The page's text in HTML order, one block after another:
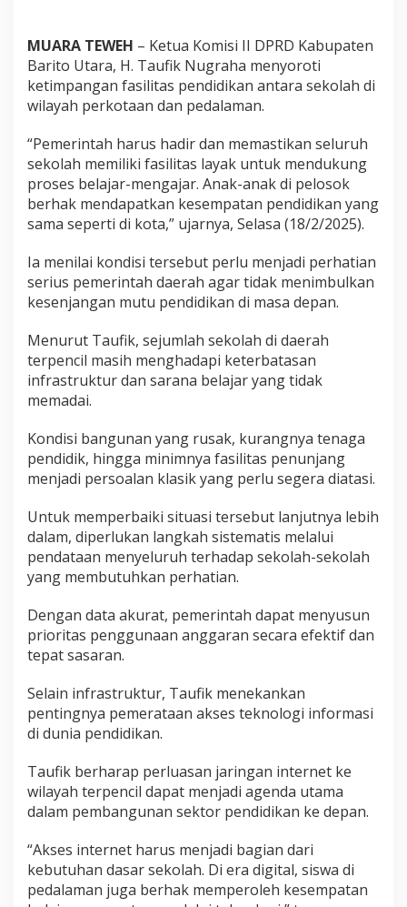
MUARA TEWEH – Ketua Komisi II DPRD Kabupaten
Barito Utara, H. Taufik Nugraha menyoroti
ketimpangan fasilitas pendidikan antara sekolah di
wilayah perkotaan dan pedalaman.
“Pemerintah harus hadir dan memastikan seluruh
sekolah memiliki fasilitas layak untuk mendukung
proses belajar-mengajar. Anak-anak di pelosok
berhak mendapatkan kesempatan pendidikan yang
sama seperti di kota,” ujarnya, Selasa (18/2/2025).
Ia menilai kondisi tersebut perlu menjadi perhatian
serius pemerintah daerah agar tidak menimbulkan
kesenjangan mutu pendidikan di masa depan.
Menurut Taufik, sejumlah sekolah di daerah
terpencil masih menghadapi keterbatasan
infrastruktur dan sarana belajar yang tidak
memadai.
Kondisi bangunan yang rusak, kurangnya tenaga
pendidik, hingga minimnya fasilitas penunjang
menjadi persoalan klasik yang perlu segera diatasi.
Untuk memperbaiki situasi tersebut lanjutnya lebih
dalam, diperlukan langkah sistematis melalui
pendataan menyeluruh terhadap sekolah-sekolah
yang membutuhkan perhatian.
Dengan data akurat, pemerintah dapat menyusun
prioritas penggunaan anggaran secara efektif dan
tepat sasaran.
Selain infrastruktur, Taufik menekankan
pentingnya pemerataan akses teknologi informasi
di dunia pendidikan.
Taufik berharap perluasan jaringan internet ke
wilayah terpencil dapat menjadi agenda utama
dalam pembangunan sektor pendidikan ke depan.
“Akses internet harus menjadi bagian dari
kebutuhan dasar sekolah. Di era digital, siswa di
pedalaman juga berhak memperoleh kesempatan